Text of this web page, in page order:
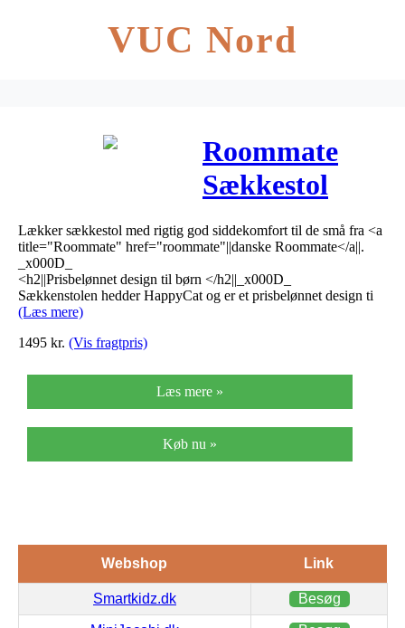
VUC Nord
Roommate
Sækkestol
Rosa
Lækker sækkestol med rigtig god siddekomfort til de små fra <a
title="Roommate" href="roommate"||danske Roommate</a||.
_x000D_
<h2||Prisbelønnet design til børn </h2||_x000D_
Sækkenstolen hedder HappyCat og er et prisbelønnet design ti
(Læs mere)
1495 kr. (Vis fragtpris)
Læs mere »
Køb nu »
Webshop Link
Smartkidz.dk Besøg